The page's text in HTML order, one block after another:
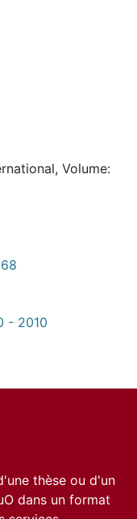
Volume:
- 2010
thèse ou d'un
dans un format